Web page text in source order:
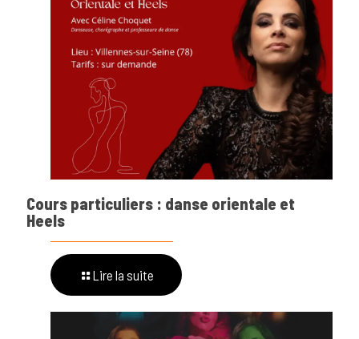
Cours particuliers : danse orientale et
Heels
Lire la suite